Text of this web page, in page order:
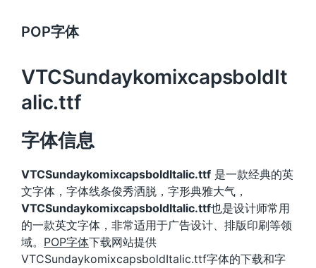
POP字体
VTCSundaykomixcapsboldIt
alic.ttf
字体信息
VTCSundaykomixcapsboldItalic.ttf 是一款经典的英
文字体，字体线条俊秀洒脱，字形典雅大气，
VTCSundaykomixcapsboldItalic.ttf也是设计师常用
的一款英文字体，非常适用于广告设计、排版印刷等领
域。 POP字体下载网站提供
VTCSundaykomixcapsboldItalic.ttf字体的下载和字